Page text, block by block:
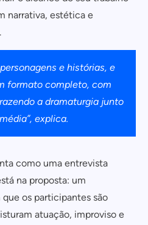
narrativa, estética e
e histórias, e
formato completo, com
a dramaturgia junto
, explica.
como uma entrevista
na proposta: um
os participantes são
atuação, improviso e